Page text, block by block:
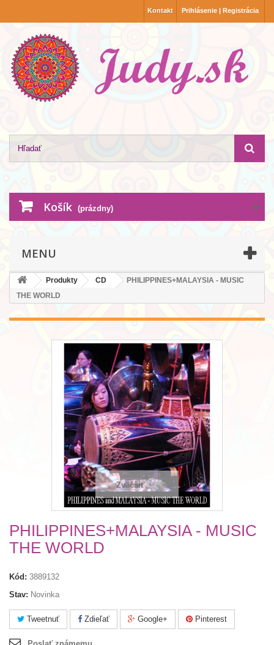
Prihlásenie | Registrácia
Kontakt
Košík (prázdny)
MENU
Produkty CD
PHILIPPINES+MALAYSIA - MUSIC
THE WORLD
Zväčšiť
PHILIPPINES+MALAYSIA - MUSIC
THE WORLD
Kód: 3889132
Stav: Novinka
Tweetnuť Zdieľať Google+ Pinterest